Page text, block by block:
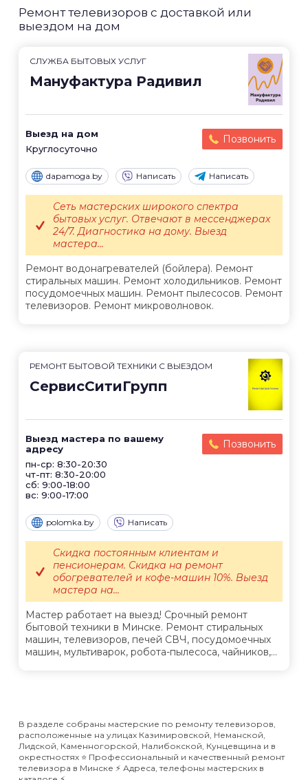
Ремонт телевизоров с доставкой или
выездом на дом
СЛУЖБА БЫТОВЫХ УСЛУГ
Мануфактура Радивил
Выезд на дом
Круглосуточно
Позвонить
dapamoga.by Написать Написать
Ремонт водонагревателей (бойлера). Ремонт
стиральных машин. Ремонт холодильников. Ремонт
посудомоечных машин. Ремонт пылесосов. Ремонт
телевизоров. Ремонт микроволновок.
Сеть мастерских широкого спектра
бытовых услуг. Отвечают в мессенджерах
24/7. Диагностика на дому. Выезд
мастера...
РЕМОНТ БЫТОВОЙ ТЕХНИКИ С ВЫЕЗДОМ
СервисСитиГрупп
Выезд мастера по вашему
адресу
пн-ср: 8:30-20:30
чт-пт: 8:30-20:00
сб: 9:00-18:00
вс: 9:00-17:00
Позвонить
polomka.by Написать
Мастер работает на выезд! Срочный ремонт
бытовой техники в Минске. Ремонт стиральных
машин, телевизоров, печей СВЧ, посудомоечных
машин, мультиварок, робота-пылесоса, чайников,...
Скидка постоянным клиентам и
пенсионерам. Скидка на ремонт
обогревателей и кофе-машин 10%. Выезд
мастера на...
В разделе собраны мастерские по ремонту телевизоров,
расположенные на улицах Казимировской, Неманской,
Лидской, Каменногорской, Налибокской, Кунцевщина и в
окрестностях ⭐️ Профессиональный и качественный ремонт
телевизора в Минске ⚡️ Адреса, телефоны мастерских в